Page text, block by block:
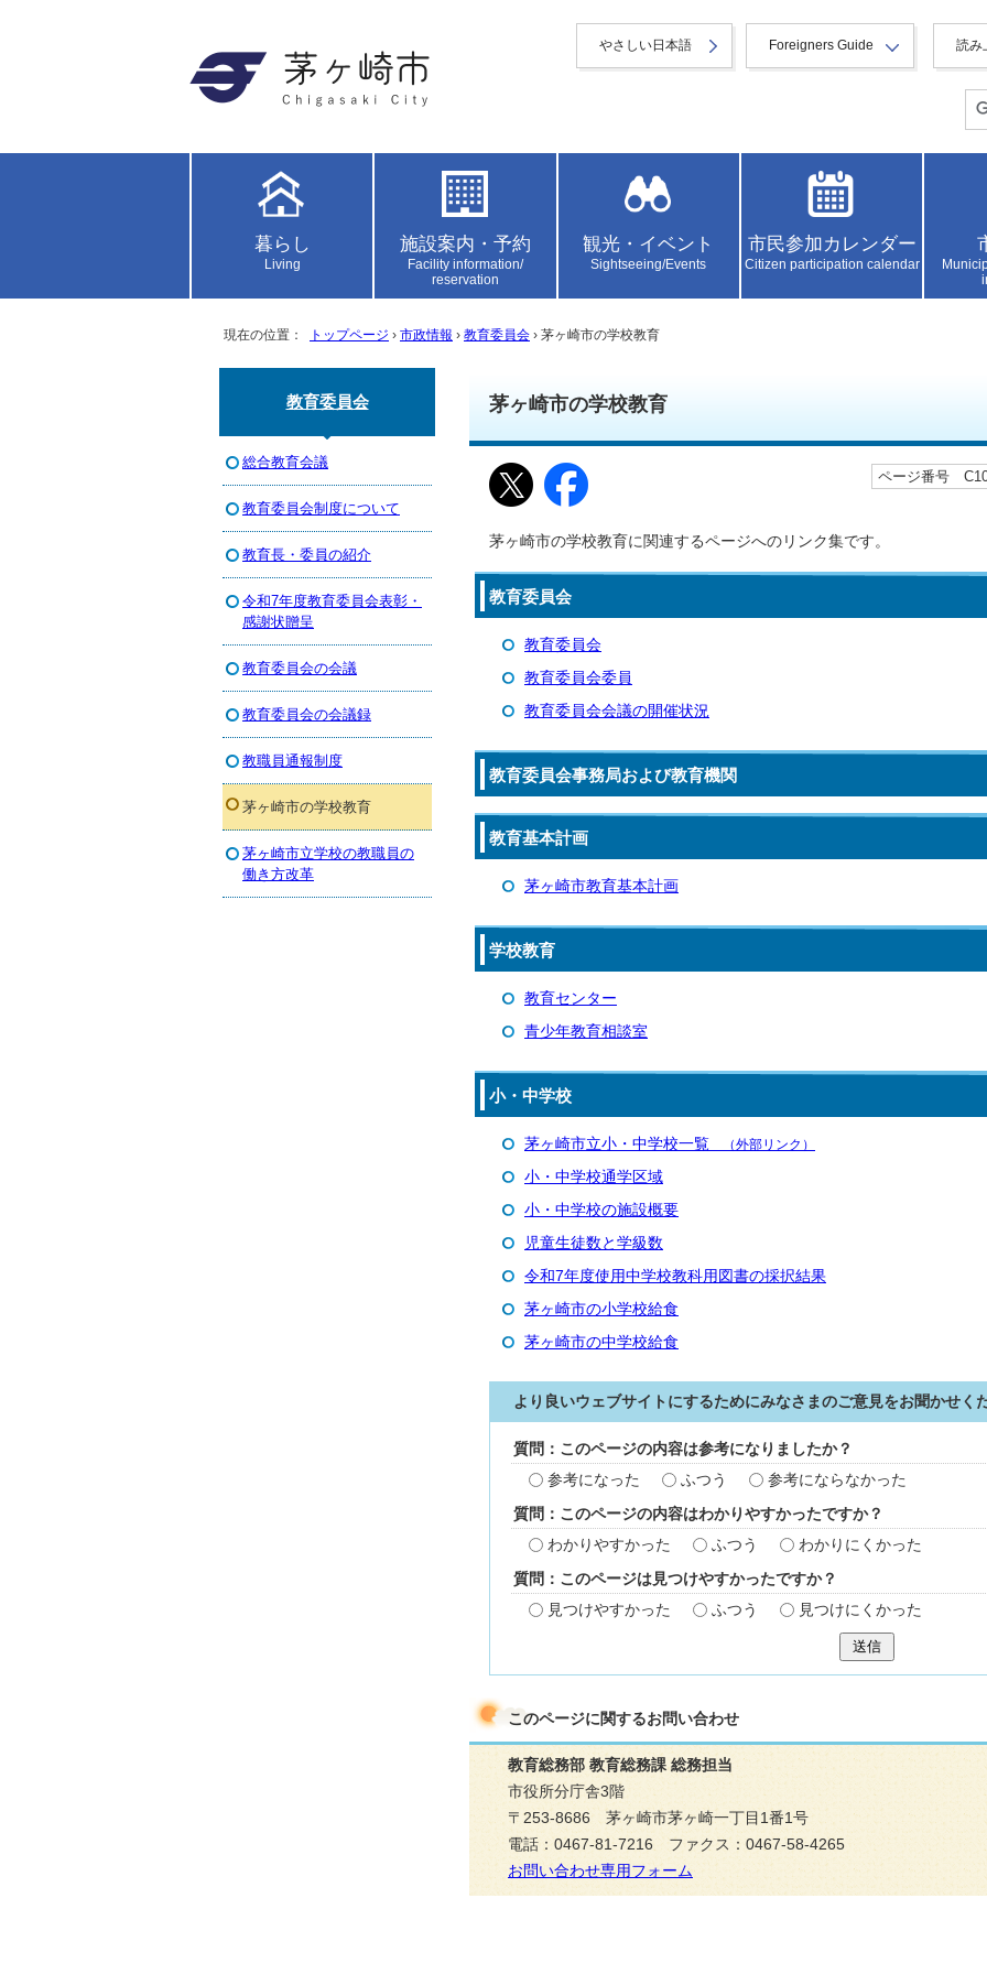
やさしい日本語 Foreigners Guide 読み
暮らし
Living
施設案内・予約
Facility information/
reservation
観光・イベント
Sightseeing/Events
市民参加カレンダー
Citizen participation calendar
現在の位置： トップページ › 市政情報 › 教育委員会 › 茅ヶ崎市の学校教育
茅ヶ崎市の学校教育
ページ番号
茅ヶ崎市の学校教育に関連するページへのリンク集です。
教育委員会
教育委員会
教育委員会委員
教育委員会会議の開催状況
教育委員会事務局および教育機関
教育基本計画
茅ヶ崎市教育基本計画
学校教育
教育センター
青少年教育相談室
小・中学校
茅ヶ崎市立小・中学校一覧 （外部リンク）
小・中学校通学区域
小・中学校の施設概要
児童生徒数と学級数
令和7年度使用中学校教科用図書の採択結果
茅ヶ崎市の小学校給食
茅ヶ崎市の中学校給食
より良いウェブサイトにするためにみなさまのご意見をお聞かせく
質問：このページの内容は参考になりましたか？
参考になった
ふつう 参考にならなかった
質問：このページの内容はわかりやすかったですか？
わかりやすかった
ふつう わかりにくかった
質問：このページは見つけやすかったですか？
見つけやすかった
ふつう 見つけにくかった
送信
このページに関するお問い合わせ
教育総務部 教育総務課 総務担当
市役所分庁舎3階
〒253-8686 茅ヶ崎市茅ヶ崎一丁目1番1号
電話：0467-81-7216 ファクス：0467-58-4265
お問い合わせ専用フォーム
教育委員会
総合教育会議
教育委員会制度について
教育長・委員の紹介
令和7年度教育委員会表彰・
感謝状贈呈
教育委員会の会議
教育委員会の会議録
教職員通報制度
茅ヶ崎市の学校教育
茅ヶ崎市立学校の教職員の
働き方改革